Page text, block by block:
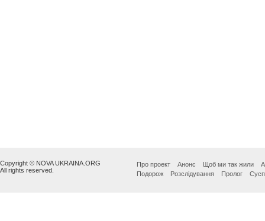
Copyright © NOVA UKRAINA.ORG
All rights reserved.
Про проект Анонс Щоб ми так жили
Подорож
Розслідування Пролог